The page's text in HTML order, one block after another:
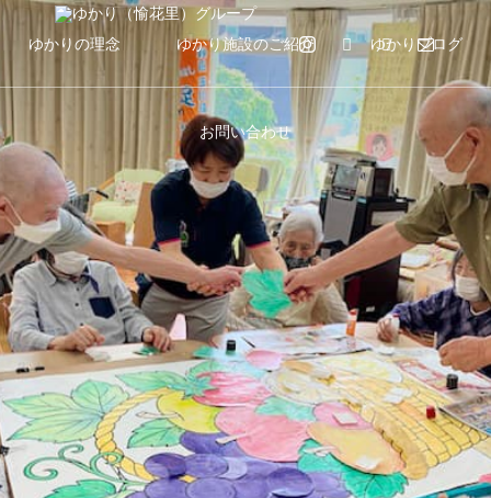
ゆかりの理念 ゆかり施設のご紹介 ゆかりブログ
お問い合わせ